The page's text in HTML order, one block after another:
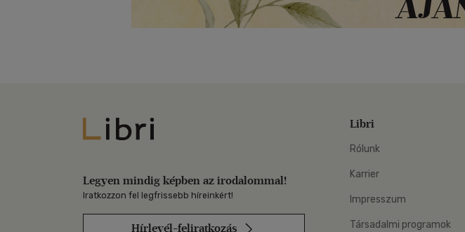
Libri
Legyen mindig képben az irodalommal!
Iratkozzon fel legfrissebb híreinkért!
Hírlevél-feliratkozás
Libri
Rólunk
Karrier
Impresszum
Társadalmi programok